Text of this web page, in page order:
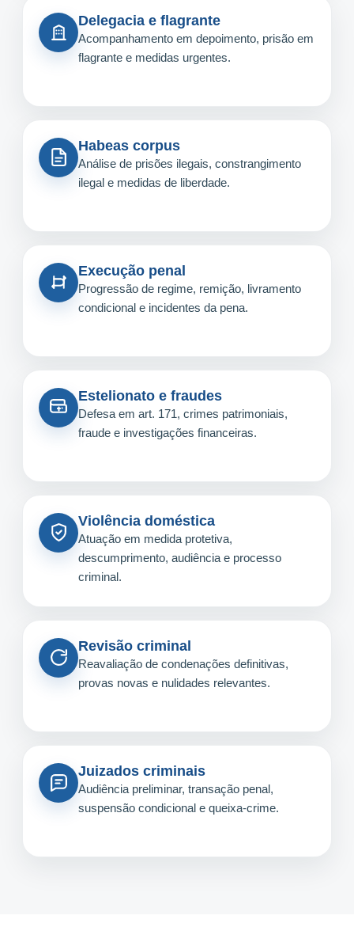
Delegacia e flagrante
Acompanhamento em depoimento, prisão em
flagrante e medidas urgentes.
Habeas corpus
Análise de prisões ilegais, constrangimento
ilegal e medidas de liberdade.
Execução penal
Progressão de regime, remição, livramento
condicional e incidentes da pena.
Estelionato e fraudes
Defesa em art. 171, crimes patrimoniais,
fraude e investigações financeiras.
Violência doméstica
Atuação em medida protetiva,
descumprimento, audiência e processo
criminal.
Revisão criminal
Reavaliação de condenações definitivas,
provas novas e nulidades relevantes.
Juizados criminais
Audiência preliminar, transação penal,
suspensão condicional e queixa-crime.